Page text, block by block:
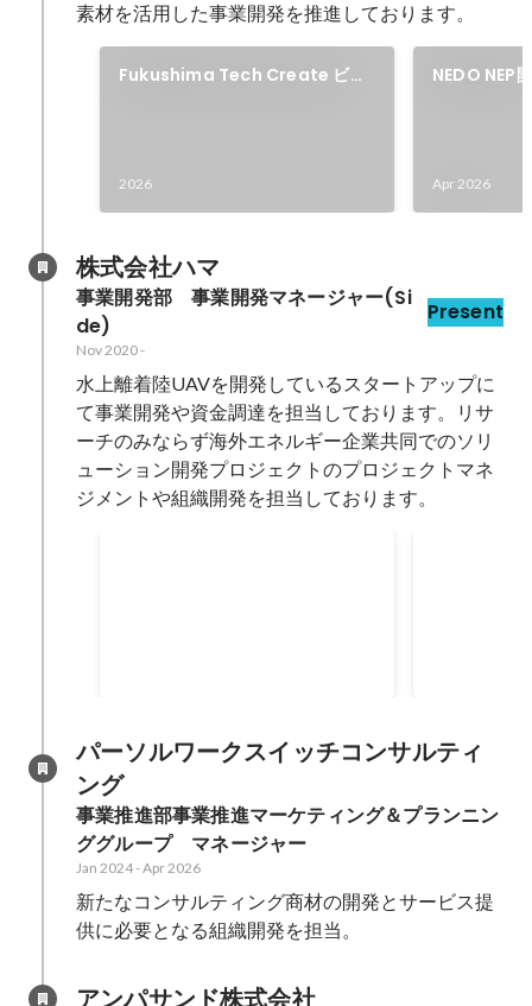
素材を活用した事業開発を推進しております。
Fukushima Tech Create ビジ
2026
NEDO NEP
Apr 2026
株式会社ハマ
事業開発部　事業開発マネージャー(Si
de)
Present
Nov 2020-
水上離着陸UAVを開発しているスタートアップに
て事業開発や資金調達を担当しております。リサ
ーチのみならず海外エネルギー企業共同でのソリ
ューション開発プロジェクトのプロジェクトマネ
ジメントや組織開発を担当しております。
パーソルワークスイッチコンサルティ
ング
事業推進部事業推進マーケティング＆プランニン
ググループ　マネージャー
Jan 2024-Apr 2026
新たなコンサルティング商材の開発とサービス提
供に必要となる組織開発を担当。
アンパサンド株式会社